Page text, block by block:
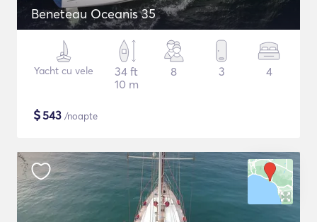
Beneteau Oceanis 35
Yacht cu vele
34 ft
10 m
8 3 4
$543 /noapte